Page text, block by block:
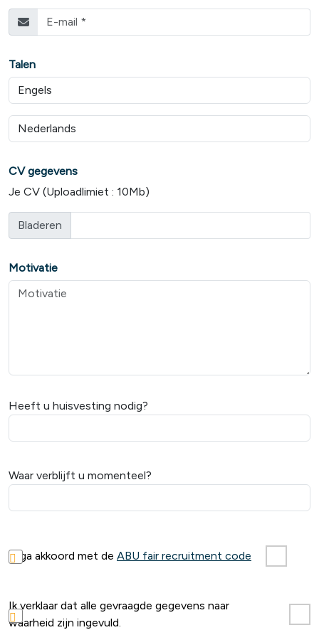
Talen
CV gegevens
Je CV (Uploadlimiet : 10Mb)
Bladeren
Motivatie
Heeft u huisvesting nodig?
Waar verblijft u momenteel?
Ik ga akkoord met de ABU fair recruitment code
Ik verklaar dat alle gevraagde gegevens naar
waarheid zijn ingevuld.